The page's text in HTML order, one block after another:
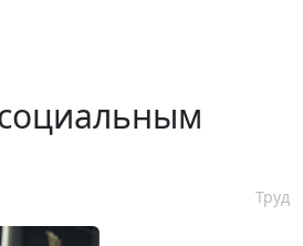
Труд